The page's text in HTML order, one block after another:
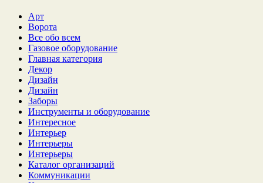
Арт
Ворота
Все обо всем
Газовое оборудование
Главная категория
Декор
Дизайн
Дизайн
Заборы
Инструменты и оборудование
Интересное
Интерьер
Интерьеры
Интерьеры
Каталог организаций
Коммуникации